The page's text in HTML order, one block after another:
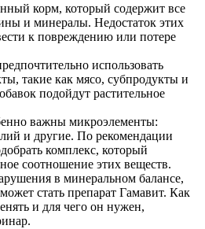
корм, который содержит все
и минералы. Недостаток этих
к повреждению или потере
использовать
такие как мясо, субпродукты и
подойдут растительное
важны микроэлементы:
и другие. По рекомендации
комплекс, который
соотношение этих веществ.
в минеральном балансе,
стать препарат Гамавит. Как
и для чего он нужен,